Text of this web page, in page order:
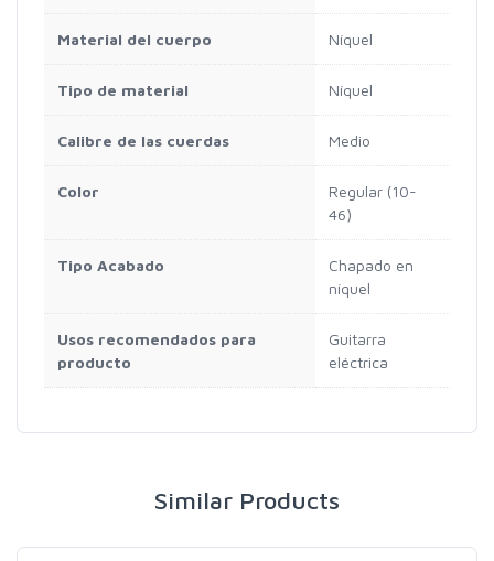
Material del cuerpo Níquel
Tipo de material Níquel
Calibre de las cuerdas Medio
Color
Regular (10-
46)
Tipo Acabado
Chapado en
níquel
Usos recomendados para
producto
Guitarra
eléctrica
Similar Products